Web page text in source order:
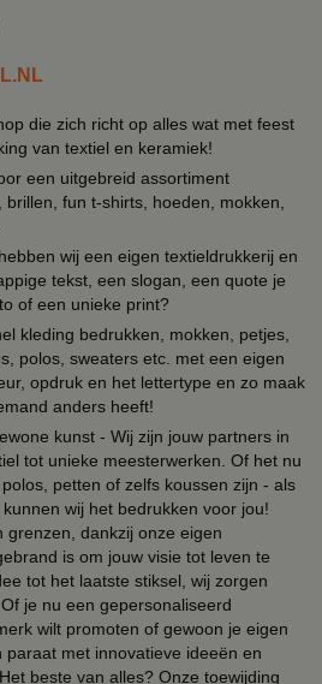
die zich richt op alles wat met feest
van textiel en keramiek!
een uitgebreid assortiment
fun t-shirts, hoeden, mokken,
wij een eigen textieldrukkerij en
tekst, een slogan, een quote je
of een unieke print?
kleding bedrukken, mokken, petjes,
polos, sweaters etc. met een eigen
opdruk en het lettertype en zo maak
anders heeft!
kunst - Wij zijn jouw partners in
tot unieke meesterwerken. Of het nu
petten of zelfs koussen zijn - als
wij het bedrukken voor jou!
grenzen, dankzij onze eigen
is om jouw visie tot leven te
tot het laatste stiksel, wij zorgen
je nu een gepersonaliseerd
wilt promoten of gewoon je eigen
paraat met innovatieve ideeën en
beste van alles? Onze toewijding